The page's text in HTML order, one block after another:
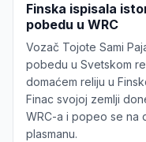
Finska ispisala
pobedu u WRC
Vozač Tojote Sami
pobedu u Svetskom
domaćem reliju u
Finac svojoj zemlji
WRC-a i popeo se na
plasmanu.